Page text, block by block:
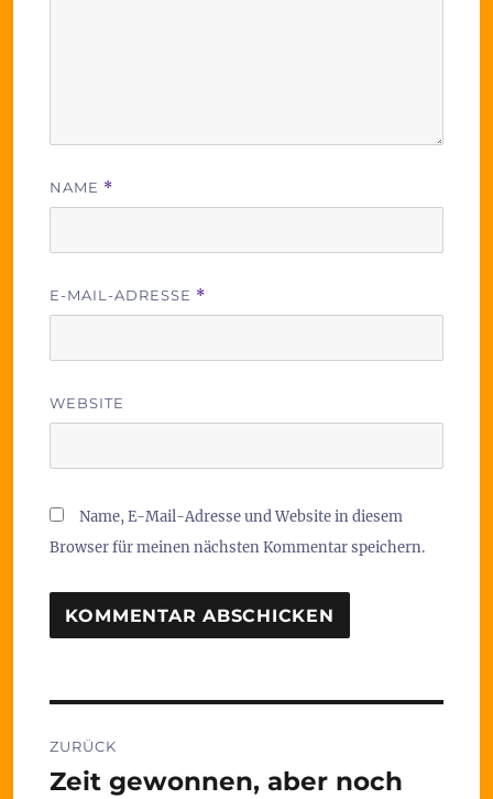
NAME *
E-MAIL-ADRESSE *
WEBSITE
Name, E-Mail-Adresse und Website in diesem
Browser für meinen nächsten Kommentar speichern.
ZURÜCK
Vorheriger
Zeit gewonnen, aber noch